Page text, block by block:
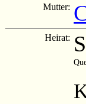
Mutter:
Heirat: